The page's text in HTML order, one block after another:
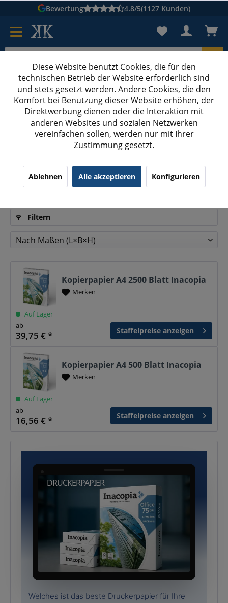
Bewertung 4.8/5(1127 Kunden)
Karton suchen
Kartons bedruckenKartons nach Maß
Druckerpapier
Bestes Druckerpapier: Vergleich 2026 für
Qualität und Preis
Filtern
Kopierpapier A4 2500 Blatt Inacopia
Merken
Auf Lager
ab
39,75 € * Staffelpreise anzeigen
Kopierpapier A4 500 Blatt Inacopia
Merken
Auf Lager
ab
16,56 € * Staffelpreise anzeigen
DRUCKERPAPIER
Welches ist das beste Druckerpapier für Ihre
Diese Website benutzt Cookies, die für den
technischen Betrieb der Website erforderlich sind
und stets gesetzt werden. Andere Cookies, die den
Komfort bei Benutzung dieser Website erhöhen, der
Direktwerbung dienen oder die Interaktion mit
anderen Websites und sozialen Netzwerken
vereinfachen sollen, werden nur mit Ihrer
Zustimmung gesetzt.
Ablehnen Alle akzeptieren Konfigurieren